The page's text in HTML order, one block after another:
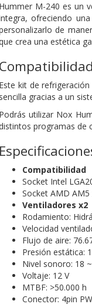
Hummer M-240 es un
ofreciendo
de
crea una estética
Este kit de
sencilla gracias a un
Podrás utilizar Nox
programas de
Compatibilidad
Socket Intel
Socket AMD
Ventiladores x2
Rodamiento:
Velocidad
Flujo de aire:
Presión estática:
Nivel sonoro: 18
Voltaje: 12 V
MTBF: >50.000 h
Conector: 4pin